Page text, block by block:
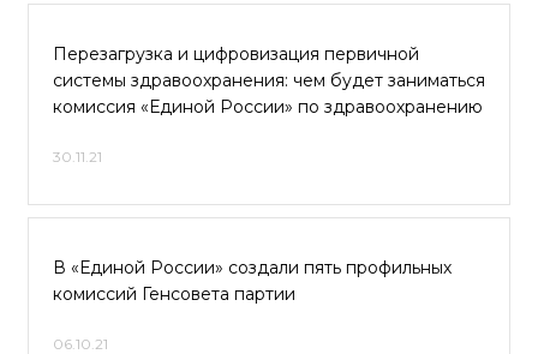
Перезагрузка и цифровизация первичной
системы здравоохранения: чем будет заниматься
комиссия «Единой России» по здравоохранению
30.11.21
В «Единой России» создали пять профильных
комиссий Генсовета партии
06.10.21